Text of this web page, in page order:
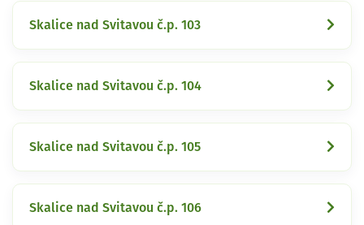
Skalice nad Svitavou č.p. 103
Skalice nad Svitavou č.p. 104
Skalice nad Svitavou č.p. 105
Skalice nad Svitavou č.p. 106